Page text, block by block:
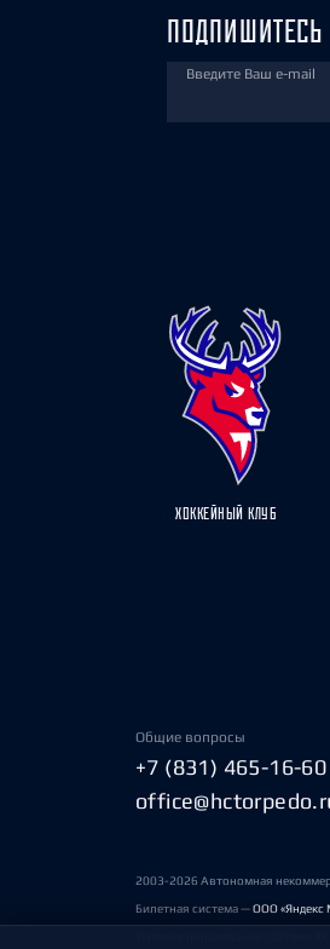
Введите Ваш e-mail
ХОККЕЙНЫЙ КЛУБ
Общие вопросы
+7 (831) 465-16-60
2003-2026 Автономная
Билетная система —ООО «Яндекс